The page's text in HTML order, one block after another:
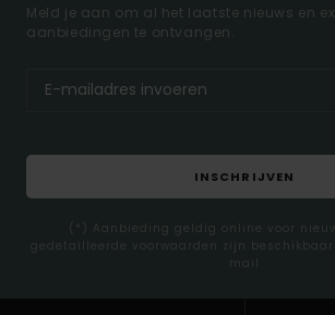
Meld je aan om al het laatste nieuws en
aanbiedingen te ontvangen.
INSCHRIJVEN
(*) Aanbieding geldig online voor
gedetailleerde voorwaarden zijn
mail